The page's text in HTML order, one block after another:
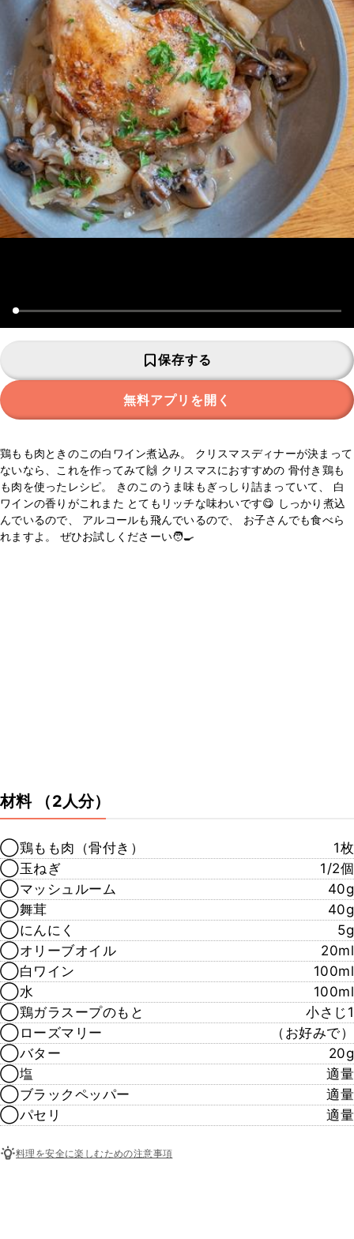
保存する
無料アプリを開く
鶏もも肉ときのこの白ワイン煮込み。 クリスマスディナーが決まって
ないなら、これを作ってみて🙌 クリスマスにおすすめの 骨付き鶏も
も肉を使ったレシピ。 きのこのうま味もぎっしり詰まっていて、 白
ワインの香りがこれまた とてもリッチな味わいです😋 しっかり煮込
んでいるので、 アルコールも飛んでいるので、 お子さんでも食べら
れますよ。 ぜひお試しくださーい🧑‍🍳
材料 （2人分）
◯鶏もも肉（骨付き）
1枚
◯玉ねぎ
1/2個
◯マッシュルーム
40g
◯舞茸
40g
◯にんにく
5g
◯オリーブオイル
20ml
◯白ワイン
100ml
◯水
100ml
◯鶏ガラスープのもと
小さじ1
◯ローズマリー
（お好みで）
◯バター
20g
◯塩
適量
◯ブラックペッパー
適量
◯パセリ
適量
料理を安全に楽しむための注意事項